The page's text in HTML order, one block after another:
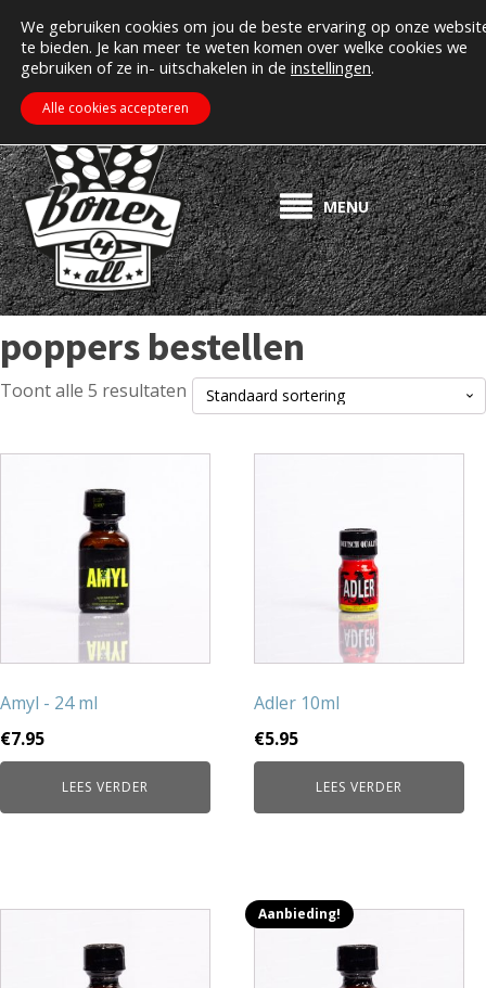
Erectiepillen kopen bij boner4all.nl MIJN ACCOUNT
>> Gratis verzending vanaf €50! <<
ZOEKEN WINKELWAGEN
MENU
poppers bestellen
Toont alle 5 resultaten
Amyl - 24 ml
€7.95
LEES VERDER
Adler 10ml
€5.95
LEES VERDER
Aanbieding!
We gebruiken cookies om jou de beste ervaring op onze
te bieden. Je kan meer te weten komen over welke cookies we
gebruiken of ze in- uitschakelen in de instellingen.
Alle cookies accepteren